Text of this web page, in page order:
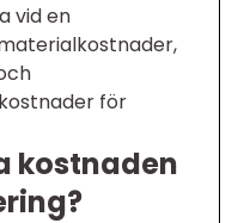
vid en
för
kostnaden